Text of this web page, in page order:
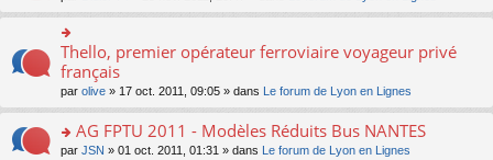
c
nt
pl
u
ré
e
o
n
lu
le
pl
u
s
ré
a
e
o
n
pl
u
e
s
s
a
g
e
n
o
n
s
ult
er
le
m
e
s
o
n
ult
er
le
m
Thello, premier opérateur ferroviaire voyageur privé
français
par olive » 17 oct. 2011, 09:05 » dans Le forum de Lyon en Lignes
o
AG FPTU 2011 - Modèles Réduits Bus NANTES
par JSN » 01 oct. 2011, 01:31 » dans Le forum de Lyon en Lignes